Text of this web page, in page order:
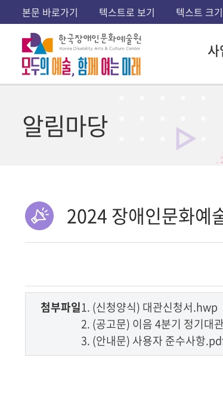
본문 바로가기 텍스트로 보기 텍스트 크기
알림마당
2024 장애인문화예
첨부파일1. (신청양식) 대관신청서.hwp
2. (공고문) 이음 4분기 정기대
3. (안내문) 사용자 준수사항